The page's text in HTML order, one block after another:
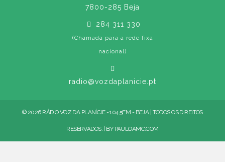
7800-285 Beja
284 311 330
(Chamada para a rede fixa
nacional)
radio@vozdaplanicie.pt
© 2026 RÁDIO VOZ DA PLANÍCIE - 104.5FM - BEJA | TODOS OS DIREITOS
RESERVADOS. | BY PAULOAMC.COM